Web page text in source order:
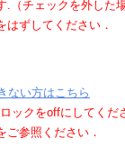
.（チェックを外した
ずしてください．
ない方はこちら
ックをoffにしてくだ
ご参照ください．